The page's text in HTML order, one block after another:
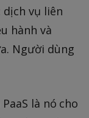
vụ liên
hành và
Người dùng
là nó cho